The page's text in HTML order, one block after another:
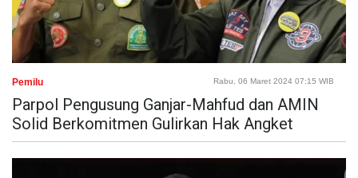
Pemilu Rabu, 06 Maret 2024 07:15 WIB
Parpol Pengusung Ganjar-Mahfud dan AMIN
Solid Berkomitmen Gulirkan Hak Angket